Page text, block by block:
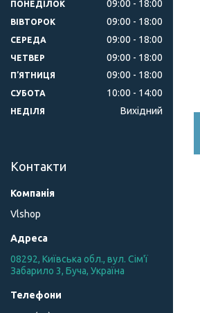
ПОНЕДІЛОК 09:00 18:00
ВІВТОРОК 09:00 18:00
СЕРЕДА 09:00 18:00
ЧЕТВЕР 09:00 18:00
ПʼЯТНИЦЯ 09:00 18:00
СУБОТА 10:00 14:00
НЕДІЛЯ Вихідний
Контакти
Vlshop
08292, Київська обл., вул. Сім'ї
Забарило 3, Буча, Україна